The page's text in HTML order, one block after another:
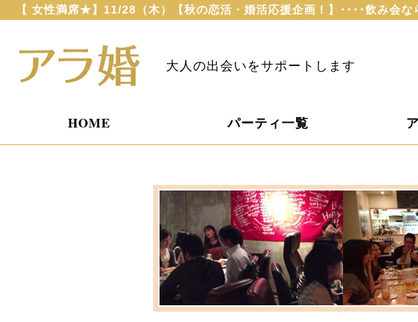
【 女性満席★】11/28（木）【秋の恋活・婚活応援企画！】････飲み会な
大人の出会いをサポートします
HOME パーティ一覧